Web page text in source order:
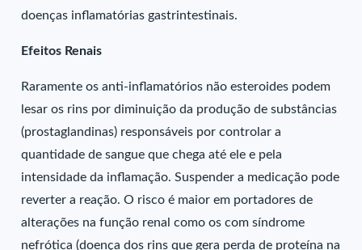
doenças inflamatórias gastrintestinais.
Efeitos Renais
Raramente os anti-inflamatórios não esteroides podem
lesar os rins por diminuição da produção de substâncias
(prostaglandinas) responsáveis por controlar a
quantidade de sangue que chega até ele e pela
intensidade da inflamação. Suspender a medicação pode
reverter a reação. O risco é maior em portadores de
alterações na função renal como os com síndrome
nefrótica (doença dos rins que gera perda de proteína na